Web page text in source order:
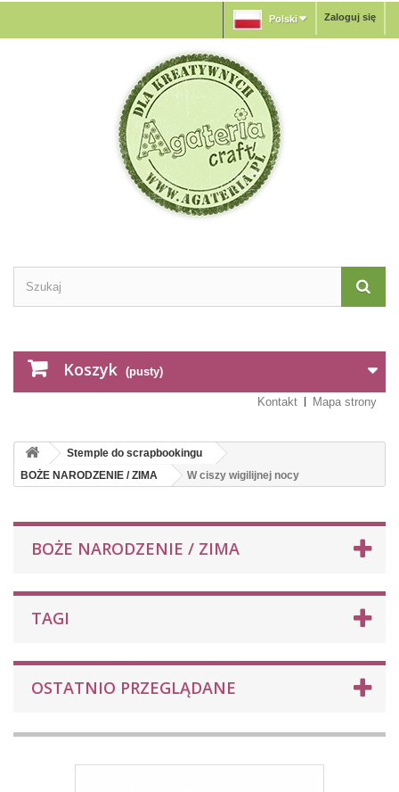
Zaloguj się
Polski
Koszyk (pusty)
Kontakt Mapa strony
Stemple do scrapbookingu
BOŻE NARODZENIE / ZIMA
W ciszy wigilijnej nocy
BOŻE NARODZENIE / ZIMA
TAGI
OSTATNIO PRZEGLĄDANE